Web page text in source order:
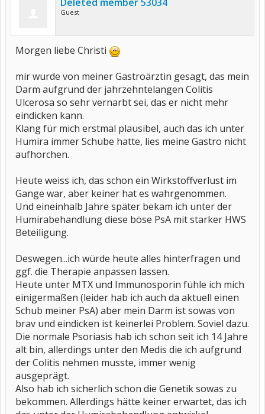
Guest
Morgen liebe Christi
mir wurde von meiner Gastroärztin gesagt, das mein
Darm aufgrund der jahrzehntelangen Colitis
Ulcerosa so sehr vernarbt sei, das er nicht mehr
eindicken kann.
Klang für mich erstmal plausibel, auch das ich unter
Humira immer Schübe hatte, lies meine Gastro nicht
aufhorchen.
Heute weiss ich, das schon ein Wirkstoffverlust im
Gange war, aber keiner hat es wahrgenommen.
Und eineinhalb Jahre später bekam ich unter der
Humirabehandlung diese böse PsA mit starker HWS
Beteiligung.
Deswegen...ich würde heute alles hinterfragen und
ggf. die Therapie anpassen lassen.
Heute unter MTX und Immunosporin fühle ich mich
einigermaßen (leider hab ich auch da aktuell einen
Schub meiner PsA) aber mein Darm ist sowas von
brav und eindicken ist keinerlei Problem. Soviel dazu.
Die normale Psoriasis hab ich schon seit ich 14 Jahre
alt bin, allerdings unter den Medis die ich aufgrund
der Colitis nehmen musste, immer wenig
ausgeprägt.
Also hab ich sicherlich schon die Genetik sowas zu
bekommen. Allerdings hätte keiner erwartet, das ich